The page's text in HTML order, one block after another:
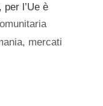
per l’Ue è
, mercati